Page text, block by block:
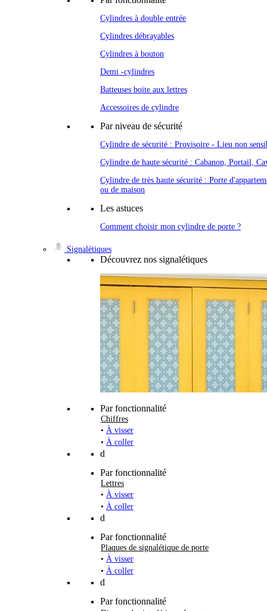
Cylindres à double entrée
Cylindres débrayables
Cylindres à bouton
Demi -cylindres
Batteuses boite aux lettres
Accessoires de cylindre
Par niveau de sécurité
Cylindre de sécurité : Provisoire - Lieu non
Cylindre de haute sécurité : Cabanon, Portail,
Cylindre de très haute sécurité : Porte
ou de maison
Les astuces
Comment choisir mon cylindre de porte ?
Signalétiques
Découvrez nos signalétiques
Par fonctionnalité
Chiffres
• À visser
• À coller
d
Par fonctionnalité
Lettres
• À visser
• À coller
d
Par fonctionnalité
Plaques de signalétique de porte
• À visser
• À coller
d
Par fonctionnalité